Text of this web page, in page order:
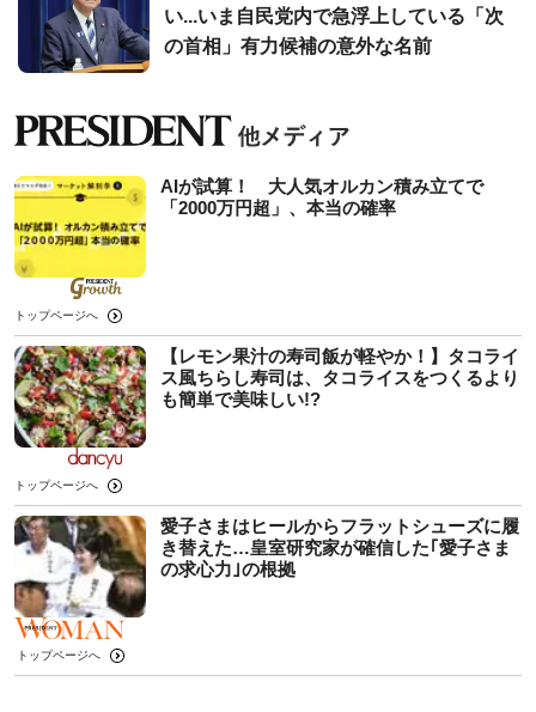
い...いま自民党内で急浮上している「次
の首相」有力候補の意外な名前
AIが試算！ 大人気オルカン積み立てで
「2000万円超」、本当の確率
トップページへ
【レモン果汁の寿司飯が軽やか！】タコライ
ス風ちらし寿司は、タコライスをつくるより
も簡単で美味しい!?
トップページへ
愛子さまはヒールからフラットシューズに履
き替えた…皇室研究家が確信した｢愛子さま
の求心力｣の根拠
トップページへ